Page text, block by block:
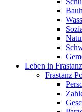
Leben in Frastanz
Frastanz